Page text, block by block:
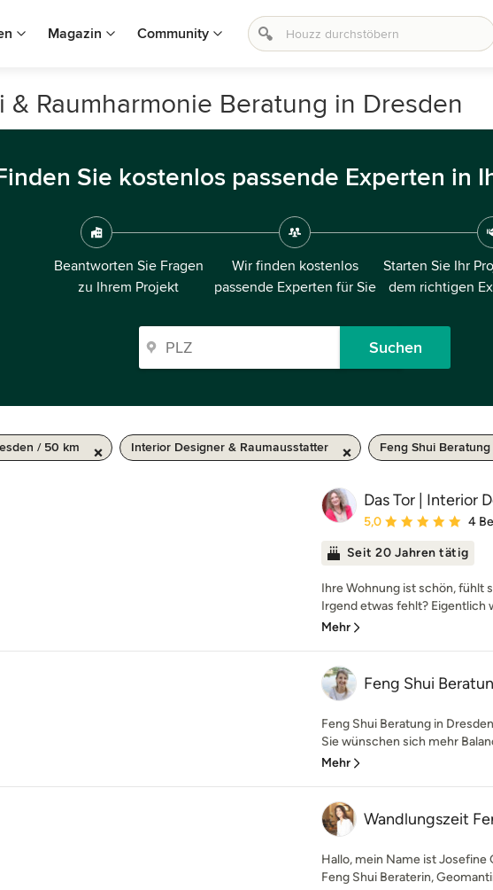
Magazin Community
Raumharmonie Beratung in Dresden
Sie kostenlos passende Experten in
Beantworten Sie Fragen
zu Ihrem Projekt
Wir finden kostenlos
passende Experten für Sie
Starten Sie Ihr
dem richtigen
Suchen
/ 50 km Interior Designer & Raumausstatter Feng Shui Beratung
Das Tor | Interior
Durchschnittliche
5,0 4
Seit 20 Jahren tätig
Ihre Wohnung ist schön, fühlt
Irgend etwas fehlt? Eigentlich
Mehr
Feng Shui
Feng Shui Beratung in
Sie wünschen sich mehr
Mehr
Wandlungszeit
Hallo, mein Name ist Josefine
Feng Shui Beraterin,